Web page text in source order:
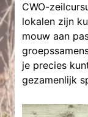
CWO-
lokalen zijn
mouw aan
je precies
gezamenlijk